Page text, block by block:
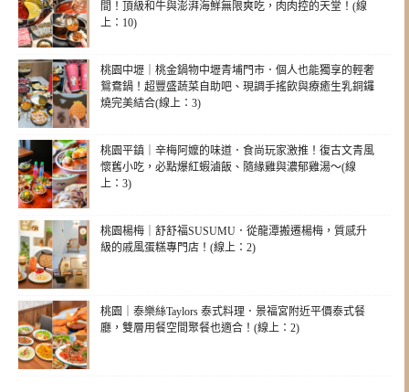
間！頂級和牛與澎湃海鮮無限爽吃，肉肉控的天堂！(線
上：10)
桃園中壢｜桃金鍋物中壢青埔門市．個人也能獨享的輕奢
鴛鴦鍋！超豐盛蔬菜自助吧、現調手搖飲與療癒生乳銅鑼
燒完美結合(線上：3)
桃園平鎮｜辛梅阿嬤的味道．食尚玩家激推！復古文青風
懷舊小吃，必點爆紅蝦滷飯、隨緣雞與濃郁雞湯～(線
上：3)
桃園楊梅｜舒舒福SUSUMU．從龍潭搬遷楊梅，質感升
級的戚風蛋糕專門店！(線上：2)
桃園｜泰樂絲Taylors 泰式料理．景福宮附近平價泰式餐
廳，雙層用餐空間聚餐也適合！(線上：2)